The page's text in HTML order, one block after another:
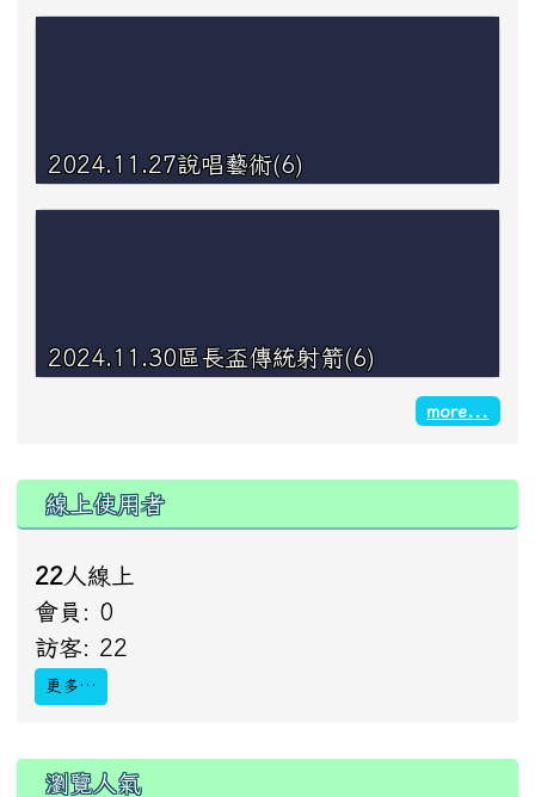
2024.11.27說唱藝術(6)
2024.11.30區長盃傳統射箭(6)
more...
線上使用者
22 人線上
會員: 0
訪客: 22
更多…
瀏覽人氣